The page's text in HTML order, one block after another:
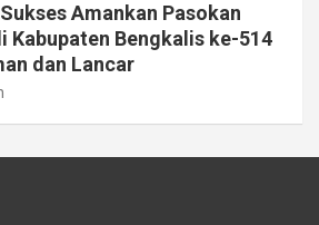
Amankan Pasokan
Kabupaten Bengkalis ke-514
dan Lancar